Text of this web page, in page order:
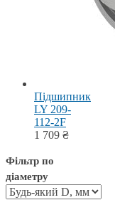
Підшипник
LY 209-
112-2F
1 709 ₴
Фільтр по
діаметру